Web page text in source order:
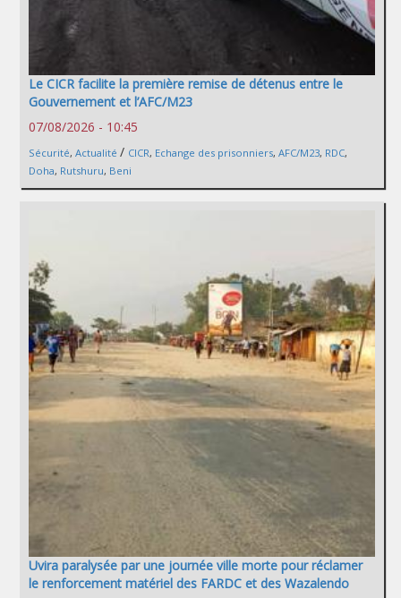
Le CICR facilite la première remise de détenus entre le
Gouvernement et l’AFC/M23
07/08/2026 - 10:45
Sécurité, Actualité / CICR, Echange des prisonniers, AFC/M23, RDC,
Doha, Rutshuru, Beni
Uvira paralysée par une journée ville morte pour réclamer
le renforcement matériel des FARDC et des Wazalendo